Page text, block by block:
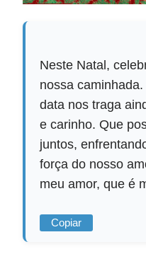
Neste Natal,
nossa
data nos traga
e carinho. Que
juntos,
força do nosso
meu amor, que é
Copiar